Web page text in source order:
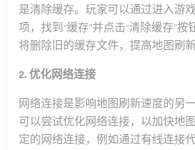
是清除缓存。玩家可以通过进入游
项，找到“缓存”并点击“清除缓存”
将删除旧的缓存文件，提高地图刷新
2. 优化网络连接
网络连接是影响地图刷新速度的另
可以尝试优化网络连接，以加快地
定的网络连接，例如通过有线连接